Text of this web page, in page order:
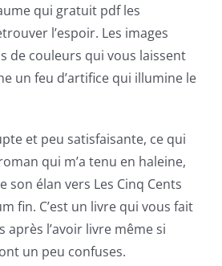
qui gratuit pdf les
l’espoir. Les images
de couleurs qui vous laissent
un feu d’artifice qui illumine le
et peu satisfaisante, ce qui
qui m’a tenu en haleine,
son élan vers Les Cinq Cents
fin. C’est un livre qui vous fait
l’avoir livre même si
un peu confuses.